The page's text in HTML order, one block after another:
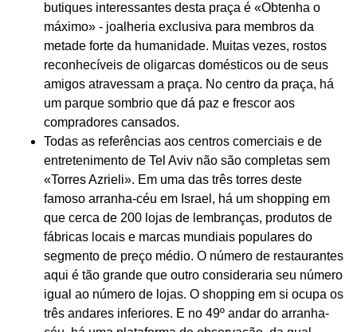
butiques interessantes desta praça é «Obtenha o
máximo» - joalheria exclusiva para membros da
metade forte da humanidade. Muitas vezes, rostos
reconhecíveis de oligarcas domésticos ou de seus
amigos atravessam a praça. No centro da praça, há
um parque sombrio que dá paz e frescor aos
compradores cansados.
Todas as referências aos centros comerciais e de
entretenimento de Tel Aviv não são completas sem
«Torres Azrieli». Em uma das três torres deste
famoso arranha-céu em Israel, há um shopping em
que cerca de 200 lojas de lembranças, produtos de
fábricas locais e marcas mundiais populares do
segmento de preço médio. O número de restaurantes
aqui é tão grande que outro consideraria seu número
igual ao número de lojas. O shopping em si ocupa os
três andares inferiores. E no 49º andar do arranha-